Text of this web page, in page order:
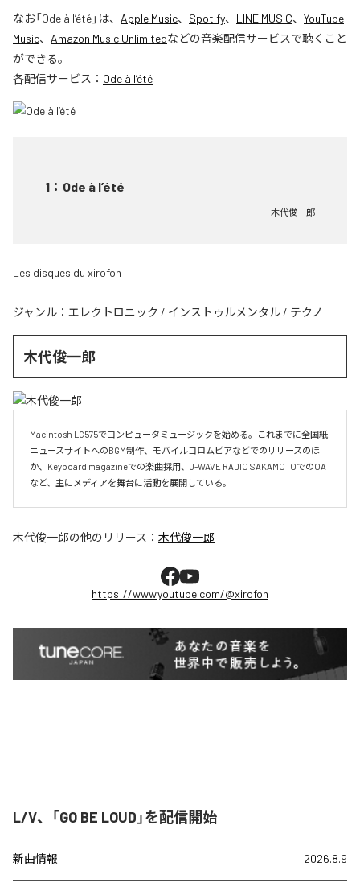
なお「Ode à l’été」は、 Apple Music、 Spotify、 LINE MUSIC、 YouTube
Music、 Amazon Music Unlimitedなどの音楽配信サービスで聴くこと
ができる。
各配信サービス： Ode à l’été
1 ： Ode à l’été
木代俊一郎
Les disques du xirofon
ジャンル： エレクトロニック / インストゥルメンタル / テクノ
木代俊一郎
Macintosh LC575でコンピュータミュージックを始める。これまでに全国紙
ニュースサイトへのBGM制作、モバイルコロムビアなどでのリリースのほ
か、Keyboard magazineでの楽曲採用、J-WAVE RADIO SAKAMOTOでのOA
など、主にメディアを舞台に活動を展開している。
木代俊一郎の他のリリース： 木代俊一郎
https://www.youtube.com/@xirofon
L/V、「GO BE LOUD」を配信開始
新曲情報 2026.8.9